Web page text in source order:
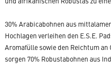
30% Arabicabohnen aus
Hochlagen verleihen den E.S.E.
Aromafülle sowie den Reichtum
sorgen 70% Robustabohnen aus